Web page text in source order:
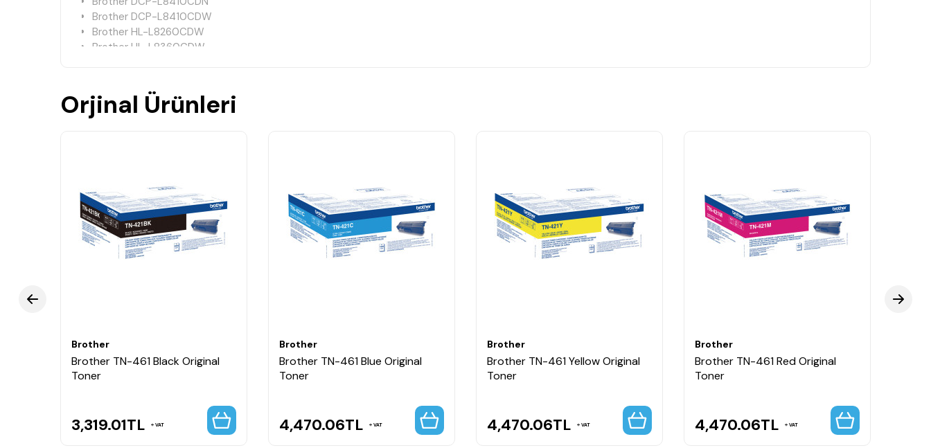
Brother DCP-L8410CDW
Brother HL-L8260CDW
Brother HL-L8360CDW
Teknik Bilgiler
Siyah
Ürün Durumu:Orijinal
Neden Brother TN466 Siyah Yüksek Kapasiteli Toner?
Brother TN466 Siyah Orijinal Toner, yüksek baskı kapasitesi sayesinde daha uzun kullanım süresi sunar ve yoğun baskı ihtiyacı olan işletmeler için maliyet avantajı
Orjinal Ürünleri
Brother
Brother TN-461 Black Original
Toner
3,319.01TL VAT
Brother
Brother TN-461 Blue Original
Toner
4,470.06TL VAT
Brother
Brother TN-461 Yellow Original
Toner
4,470.06TL VAT
Brother
Brother TN-461 Red Original
Toner
4,470.06TL VAT